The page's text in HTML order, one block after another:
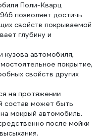
Поли-Кварц
позволяет достичь
свойств покрываемой
глубину и
кузова автомобиля,
покрытие,
свойств других
на протяжении
состав может быть
на мокрый автомобиль.
после мойки